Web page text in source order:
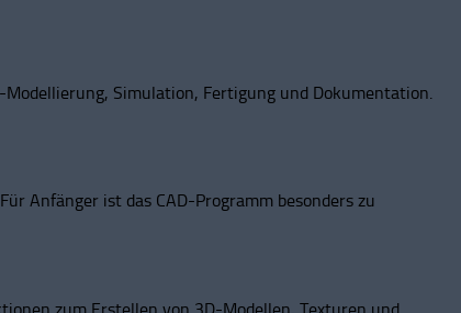
Simulation, Fertigung und Dokumentation.
Anfänger ist das CAD-Programm besonders zu
zum Erstellen von 3D-Modellen, Texturen und